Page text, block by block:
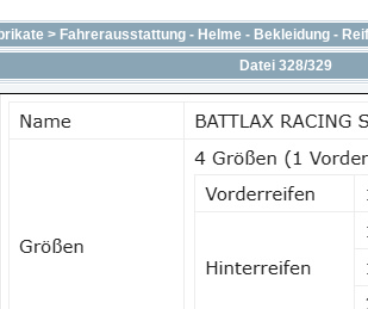
> Fahrerausstattung - Helme - Bekleidung -
Datei 328/329